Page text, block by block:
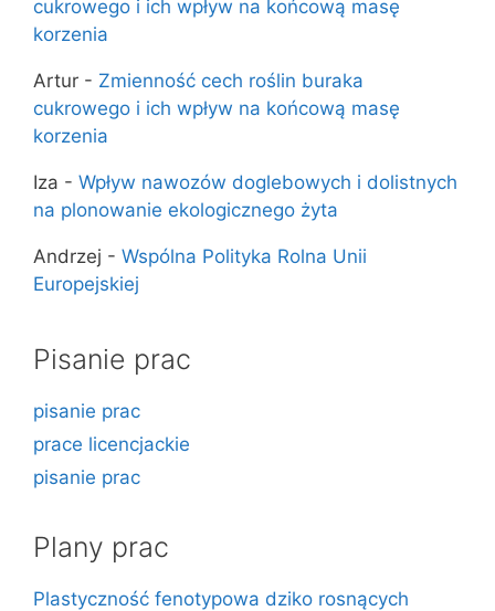
cukrowego i ich wpływ na końcową masę
korzenia
Artur - Zmienność cech roślin buraka
cukrowego i ich wpływ na końcową masę
korzenia
Iza - Wpływ nawozów doglebowych i dolistnych
na plonowanie ekologicznego żyta
Andrzej - Wspólna Polityka Rolna Unii
Europejskiej
Pisanie prac
pisanie prac
prace licencjackie
pisanie prac
Plany prac
Plastyczność fenotypowa dziko rosnących